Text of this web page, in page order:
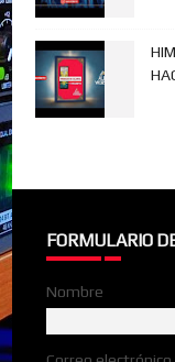
FORMULARIO
Nombre